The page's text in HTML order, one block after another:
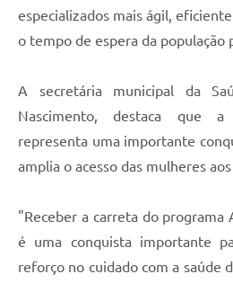
especializados mais ágil,
o tempo de espera da população
A secretária municipal da
Nascimento, destaca que
representa uma importante
amplia o acesso das mulheres
"Receber a carreta do programa
é uma conquista importante
reforço no cuidado com a saúde